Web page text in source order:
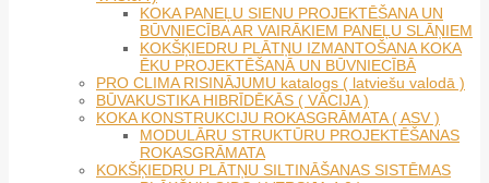
KOKA PANEĻU SIENU PROJEKTĒŠANA UN
BŪVNIECĪBA AR VAIRĀKIEM PANEĻU SLĀŅIEM
KOKŠĶIEDRU PLĀTŅU IZMANTOŠANA KOKA
ĒKU PROJEKTĒŠANĀ UN BŪVNIECĪBĀ
PRO CLIMA RISINĀJUMU katalogs ( latviešu valodā )
BŪVAKUSTIKA HIBRĪDĒKĀS ( VĀCIJA )
KOKA KONSTRUKCIJU ROKASGRĀMATA ( ASV )
MODULĀRU STRUKTŪRU PROJEKTĒŠANAS
ROKASGRĀMATA
KOKŠĶIEDRU PLĀTŅU SILTINĀŠANAS SISTĒMAS